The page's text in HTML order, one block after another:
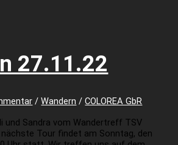
27.11.22
/Wandern /COLOREA GbR
und Sandra vom Wandertreff TSV
nächste Tour findet am Sonntag, den